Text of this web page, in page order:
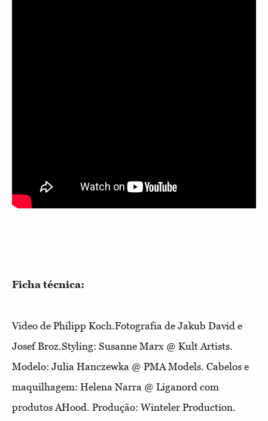
Ficha técnica:
Video de Philipp Koch.Fotografia de Jakub David e
Josef Broz.Styling: Susanne Marx @ Kult Artists.
Modelo: Julia Hanczewka @ PMA Models. Cabelos e
maquilhagem: Helena Narra @ Liganord com
produtos AHood. Produção: Winteler Production.